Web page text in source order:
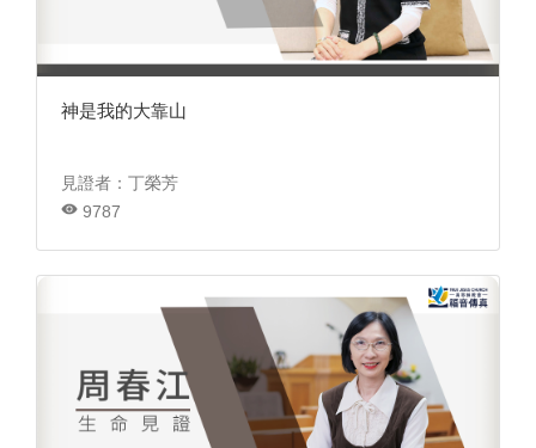
神是我的大靠山
見證者：丁榮芳
9787